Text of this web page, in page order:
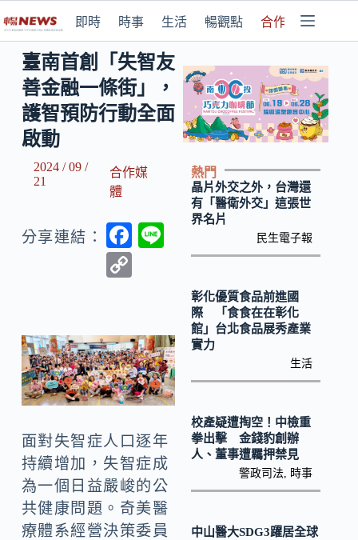
即時 時事 生活 暢觀點 合作媒體
臺南首創「失智友
善金融一條街」，
護智預防行動全面
啟動
2024 / 09 /
21
合作媒
體
分享連結：
F
o
o
k
y
Li
n
面對失智症人口逐年
持續增加，失智症成
為一個日益嚴峻的公
共健康問題。奇美醫
療體系經營決策委員
熱門
晶片外交之外，台灣還
有「醫衛外交」這張世
界名片
民生電子報
彰化優質食品前進國
際 「食食在在彰化
館」台北食品展秀產業
實力
生活
校產疑遭掏空！中檢重
拳出擊 金錢豹創辦
人、董事遭羈押禁見
警政司法 時事
中山醫大SDG3躍居全球